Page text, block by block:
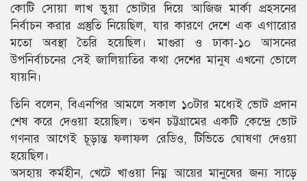
কোটি সোয়া লাখ ভুয়া ভোটার দিয়ে আজিজ মার্কা প্রহসনের
নির্বাচন করার প্রস্তুতি নিয়েছিল, যার কারণে দেশে এক এগারোর
মতো অবস্থা তৈরি হয়েছিল। মাগুরা ও ঢাকা-১০ আসনের
উপনির্বাচনের সেই জালিয়াতির কথা দেশের মানুষ এখনো ভোলে
যায়নি।
তিনি বলেন, বিএনপির আমলে সকাল ১০টার মধ্যেই ভোট প্রদান
শেষ করে দেওয়া হয়েছিল। তখন চট্টগ্রামের একটি কেন্দ্রে ভোট
গণনার আগেই চূড়ান্ত ফলাফল রেডিও, টিভিতে ঘোষণা দেওয়া
হয়েছিল।
অসহায় কর্মহীন, খেটে খাওয়া নিম্ন আয়ের মানুষের জন্য সাড়ে